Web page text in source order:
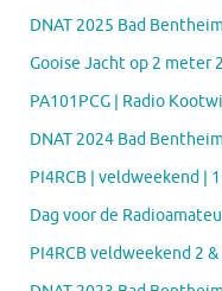
DNAT 2025 Bad Bentheim
Gooise Jacht op 2 meter
PA101PCG | Radio
DNAT 2024 Bad Bentheim
PI4RCB | veldweekend |
Dag voor de
PI4RCB veldweekend 2